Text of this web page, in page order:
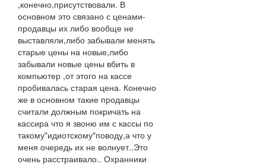
,конечно,присутствовали. В
основном это связано с ценами-
продавцы их либо вообще не
выставляли,либо забывали менять
старые цены на новые,либо
забывали новые цены вбить в
компьютер ,от этого на кассе
пробивалась старая цена. Конечно
же в основном такие продавцы
считали должным покричать на
кассира что я звоню им с кассы по
такому"идиотскому"поводу,а что у
меня очередь их не волнует..Это
очень расстраивало.. Охранники